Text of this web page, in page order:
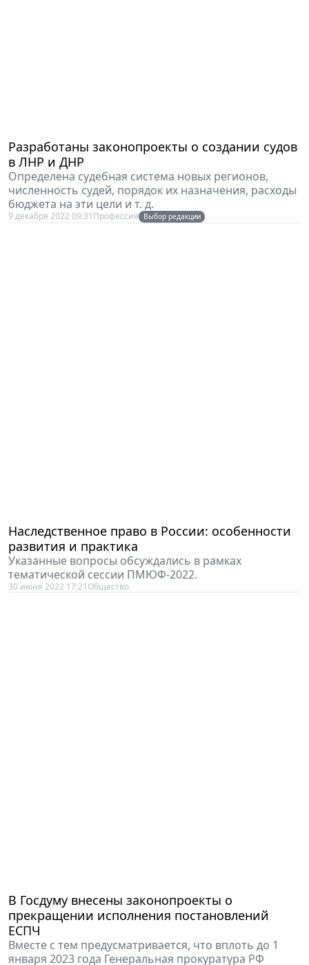
Разработаны законопроекты о создании судов
в ЛНР и ДНР
Определена судебная система новых регионов,
численность судей, порядок их назначения, расходы
бюджета на эти цели и т. д.
9 декабря 2022 09:31 Профессия Выбор редакции
Наследственное право в России: особенности
развития и практика
Указанные вопросы обсуждались в рамках
тематической сессии ПМЮФ-2022.
30 июня 2022 17:21 Общество
В Госдуму внесены законопроекты о
прекращении исполнения постановлений
ЕСПЧ
Вместе с тем предусматривается, что вплоть до 1
января 2023 года Генеральная прокуратура РФ